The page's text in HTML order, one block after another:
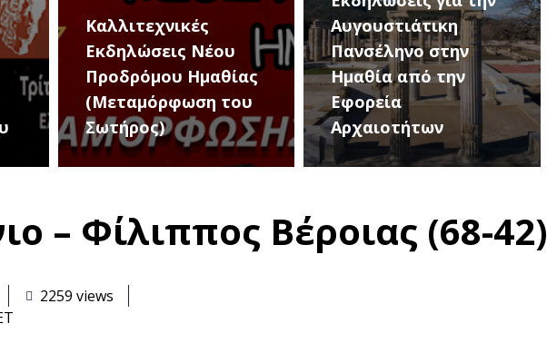
Αυγουστιάτικη
Πανσέληνο στην
Ημαθία από την
Εφορεία
Αρχαιοτήτων
Οι «Passepartout –
The Band» έρχονται
σήμερα στη Νάουσα
για μια μεγάλη
μουσική βραδιά
– Φίλιππος Βέροιας (68-42)
2259 views